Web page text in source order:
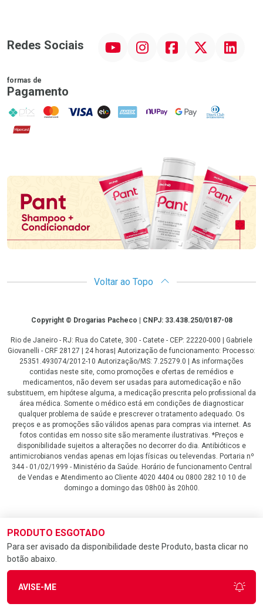
PRODUTO ESGOTADO
Para ser avisado da disponibilidade deste Produto, basta clicar no
botão abaixo.
AVISE-ME
Redes Sociais InstagramFacebookTwitter Linkedin
formas de
Pagamento
PIX MasterCard
VISA ELO AMEX NuPay Google PayDiners Club
Hipercard
Promoção em Destaque
Voltar ao Topo
CopyrightCopyright © Drogarias Pacheco | CNPJ: 33.438.250/0187-08
Rio de Janeiro - RJ: Rua do Catete, 300 - Catete - CEP: 22220-000 | Gabriele
Giovanelli - CRF 28127 | 24 horas| Autorização de funcionamento: Processo:
25351.493074/2012-10 Autorização/MS: 7.25279.0 | As informações
contidas neste site, como promoções e ofertas de remédios e
medicamentos, não devem ser usadas para automedicação e não
substituem, em hipótese alguma, a medicação prescrita pelo profissional da
área médica. Somente o médico está em condições de diagnosticar
qualquer problema de saúde e prescrever o tratamento adequado. Os
preços e as promoções são válidos apenas para compras via internet. As
fotos contidas em nosso site são meramente ilustrativas. *Preços e
disponibilidade sujeitos a alterações no decorrer do dia. Antibióticos e
antimicrobianos vendas apenas em lojas físicas ou televendas. Portaria nº
344 - 01/02/1999 - Ministério da Saúde. Horário de funcionamento Central
de Vendas e Atendimento ao Cliente 4020 4404 ou 0800 282 10 10 de
domingo a domingo das 08h00 às 20h00.